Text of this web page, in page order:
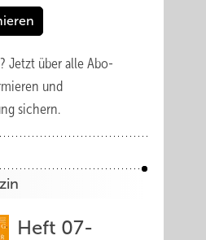
Jetzt über alle Abo-
und
sichern.
Heft 07-